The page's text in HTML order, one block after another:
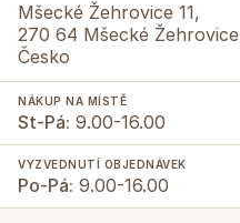
Mšecké Žehrovice 11,
270 64 Mšecké Žehrovice
Česko
NÁKUP NA MÍSTĚ
St-Pá: 9.00-16.00
VYZVEDNUTÍ OBJEDNÁVEK
Po-Pá: 9.00-16.00